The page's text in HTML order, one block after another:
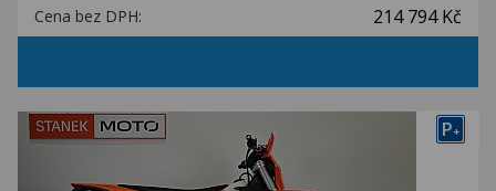
Cena bez DPH: 214 794 Kč
P+